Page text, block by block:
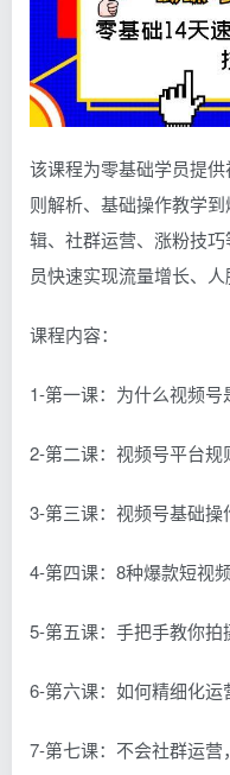
该课程为零基础学员提
则解析、基础操作教学
辑、社群运营、涨粉技
员快速实现流量增长、人
课程内容：
1-第一课：为什么视频
2-第二课：视频号平台规
3-第三课：视频号基础操
4-第四课：8种爆款短视
5-第五课：手把手教你拍
6-第六课：如何精细化
7-第七课：不会社群运